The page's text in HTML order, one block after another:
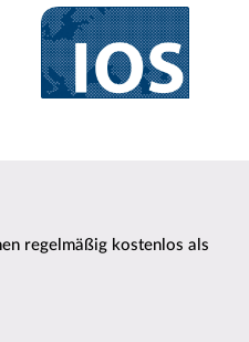
regelmäßig kostenlos als